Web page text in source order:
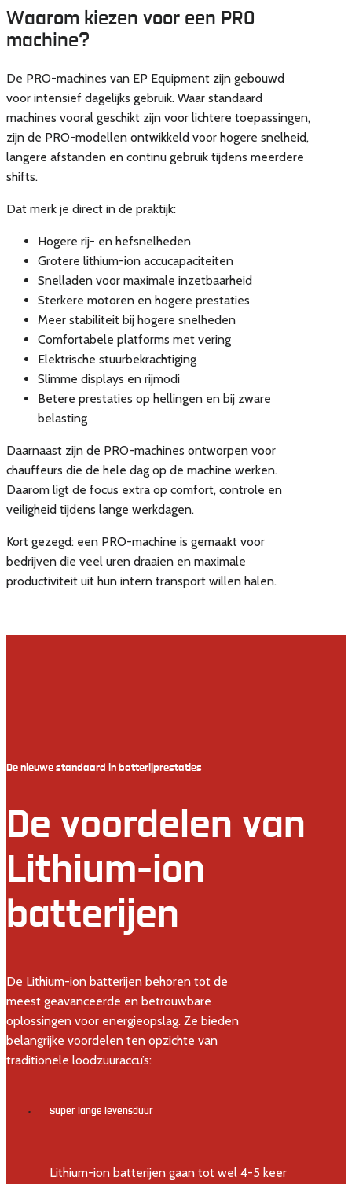
Waarom kiezen voor een PRO
machine?
De PRO-machines van EP Equipment zijn gebouwd
voor intensief dagelijks gebruik. Waar standaard
machines vooral geschikt zijn voor lichtere toepassingen,
zijn de PRO-modellen ontwikkeld voor hogere snelheid,
langere afstanden en continu gebruik tijdens meerdere
shifts.
Dat merk je direct in de praktijk:
Hogere rij- en hefsnelheden
Grotere lithium-ion accucapaciteiten
Snelladen voor maximale inzetbaarheid
Sterkere motoren en hogere prestaties
Meer stabiliteit bij hogere snelheden
Comfortabele platforms met vering
Elektrische stuurbekrachtiging
Slimme displays en rijmodi
Betere prestaties op hellingen en bij zware
belasting
Daarnaast zijn de PRO-machines ontworpen voor
chauffeurs die de hele dag op de machine werken.
Daarom ligt de focus extra op comfort, controle en
veiligheid tijdens lange werkdagen.
Kort gezegd: een PRO-machine is gemaakt voor
bedrijven die veel uren draaien en maximale
productiviteit uit hun intern transport willen halen.
De nieuwe standaard in batterijprestaties
De voordelen van
Lithium-ion
batterijen
De Lithium-ion batterijen behoren tot de
meest geavanceerde en betrouwbare
oplossingen voor energieopslag. Ze bieden
belangrijke voordelen ten opzichte van
traditionele loodzuuraccu’s:
Super lange levensduur
Lithium-ion batterijen gaan tot wel 4-5 keer